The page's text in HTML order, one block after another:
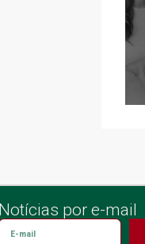
Notícias por e-mail